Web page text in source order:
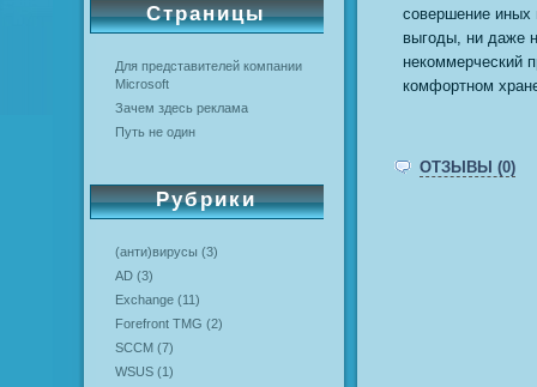
Страницы
Для представителей компании
Microsoft
Зачем здесь реклама
Путь не один
Рубрики
(анти)вирусы (3)
AD (3)
Exchange (11)
Forefront TMG (2)
SCCM (7)
WSUS (1)
совершение иных
выгоды, ни даже
некоммерческий
комфортном
ОТЗЫВЫ (0)